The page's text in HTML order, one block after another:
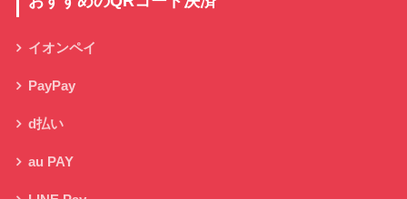
イオンペイ
PayPay
d払い
au PAY